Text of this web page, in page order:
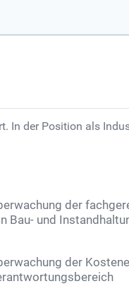
In der Position als
der
Bau- und
der